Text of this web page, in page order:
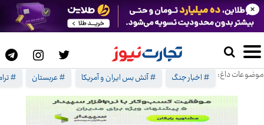
موضوعات داغ: # اخبار جنگ # آتش بس ایران و آمریکا # عربستان #
×